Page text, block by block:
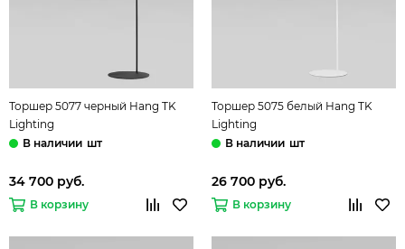
Торшер 5077 черный Hang TK
Lighting
шт
34 700 руб.
В корзину
Торшер 5075 белый Hang TK
Lighting
шт
26 700 руб.
В корзину